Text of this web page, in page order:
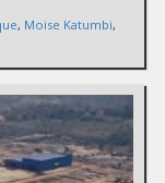
, Moise Katumbi,